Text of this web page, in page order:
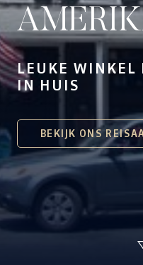
LEUKE WINKEL
IN HUIS
BEKIJK ONS